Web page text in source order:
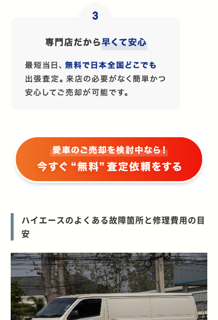
ハイエースのよくある故障箇所と修理費用の目
安